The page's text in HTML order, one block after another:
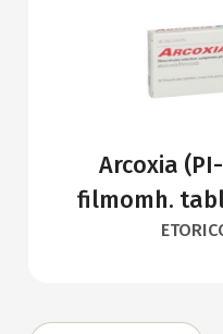
Arcoxia
filmomh.